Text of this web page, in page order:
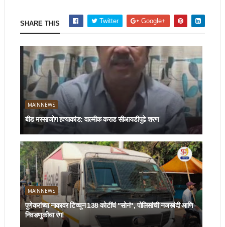
SHARE THIS Twitter Google+
MAINNEWS
बीड मस्साजोग हत्याकांड: वाल्मीक कराड सीआयडीपुढे शरण
MAINNEWS
पुणेकरांच्या नाकावर टिच्चून 138 कोटींचं "सोनं", पोलिसांची नजरबंदी आणि
निवडणुकीचा रंग!